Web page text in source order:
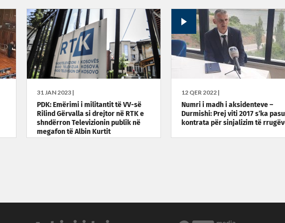
31 JAN 2023 |
PDK: Emërimi i militantit të VV-së
Rilind Gërvalla si drejtor në RTK e
shndërron Televizionin publik në
megafon të Albin Kurtit
12 QER 2022 |
Numri i madh i aksidenteve –
Durmishi: Prej viti 2017 s’ka
kontrata për sinjalizim të